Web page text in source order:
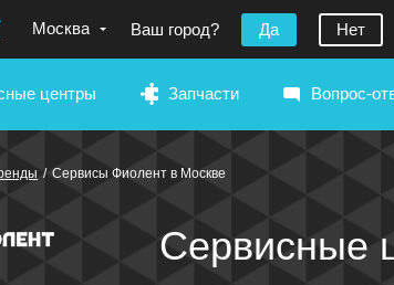
Москва Ваш город? Да Нет
центры Запчасти Вопрос-
/ Сервисы Фиолент в Москве
Сервисные